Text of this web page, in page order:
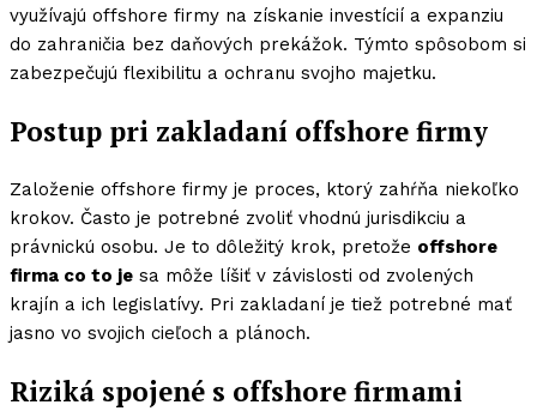
využívajú offshore firmy na získanie investícií a expanziu
do zahraničia bez daňových prekážok. Týmto spôsobom si
zabezpečujú flexibilitu a ochranu svojho majetku.
Postup pri zakladaní offshore firmy
Založenie offshore firmy je proces, ktorý zahŕňa niekoľko
krokov. Často je potrebné zvoliť vhodnú jurisdikciu a
právnickú osobu. Je to dôležitý krok, pretože offshore
firma co to je sa môže líšiť v závislosti od zvolených
krajín a ich legislatívy. Pri zakladaní je tiež potrebné mať
jasno vo svojich cieľoch a plánoch.
Riziká spojené s offshore firmami